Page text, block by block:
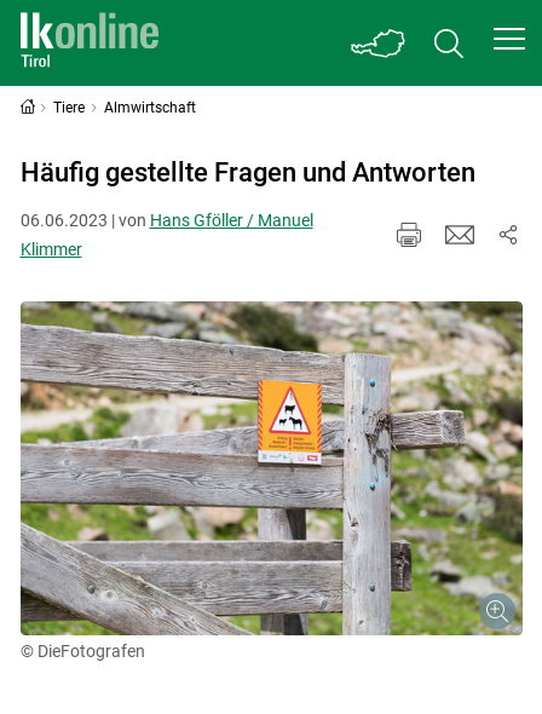
Tiere Almwirtschaft
Häufig gestellte Fragen und Antworten
06.06.2023 | von Hans Gföller / Manuel
Klimmer
© DieFotografen